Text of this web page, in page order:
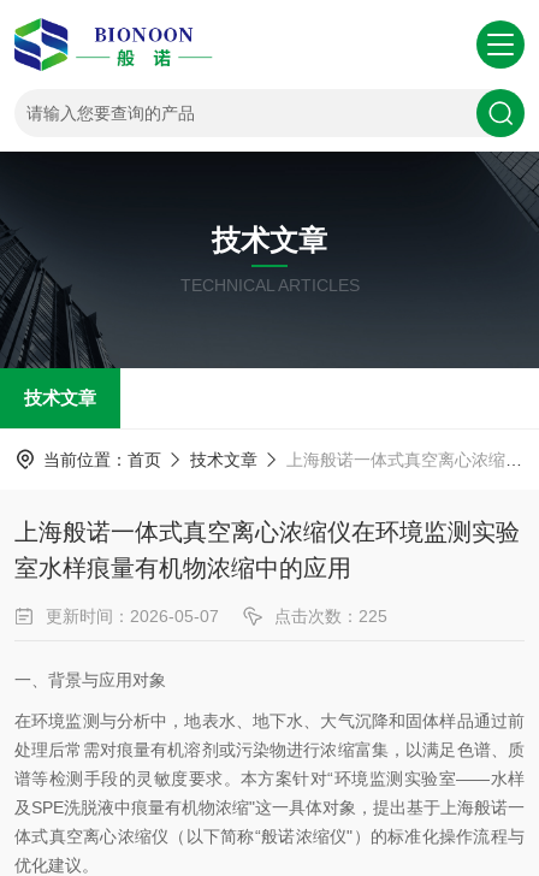
技术文章
TECHNICAL ARTICLES
技术文章
当前位置： 首页 技术文章 上海般诺一体式真空离心浓缩仪在环境监测实验室水样痕量有机物浓缩中的应用
上海般诺一体式真空离心浓缩仪在环境监测实验
室水样痕量有机物浓缩中的应用
更新时间：2026-05-07 点击次数：225
一、背景与应用对象
在环境监测与分析中，地表水、地下水、大气沉降和固体样品通过前
处理后常需对痕量有机溶剂或污染物进行浓缩富集，以满足色谱、质
谱等检测手段的灵敏度要求。本方案针对“环境监测实验室——水样
及SPE洗脱液中痕量有机物浓缩"这一具体对象，提出基于上海般诺一
体式真空离心浓缩仪（以下简称“般诺浓缩仪"）的标准化操作流程与
优化建议。